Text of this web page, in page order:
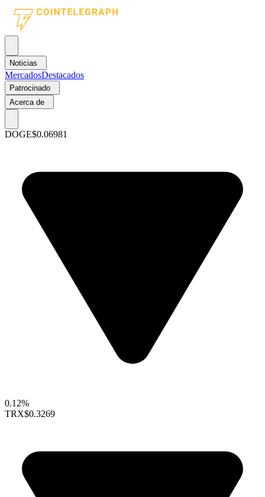
Noticias
MercadosDestacados
Patrocinado
Acerca de
DOGE$0.06981
0.12%
TRX$0.3269